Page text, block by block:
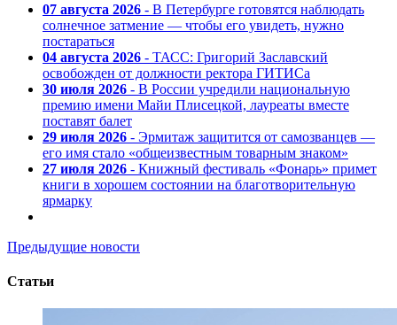
07 августа 2026 - В Петербурге готовятся наблюдать
солнечное затмение — чтобы его увидеть, нужно
постараться
04 августа 2026 - ТАСС: Григорий Заславский
освобожден от должности ректора ГИТИСа
30 июля 2026 - В России учредили национальную
премию имени Майи Плисецкой, лауреаты вместе
поставят балет
29 июля 2026 - Эрмитаж защитится от самозванцев —
его имя стало «общеизвестным товарным знаком»
27 июля 2026 - Книжный фестиваль «Фонарь» примет
книги в хорошем состоянии на благотворительную
ярмарку
Предыдущие новости
Статьи